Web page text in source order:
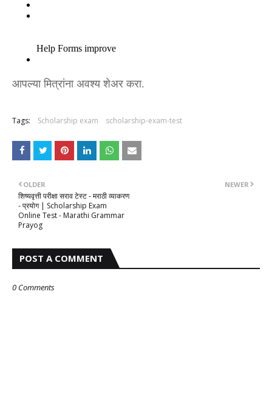
आपल्या मित्रांना अवश्य शेअर करा.
Tags: Scholarship exam scholarship-exam-test
NEWER
OLDER
शिष्यवृत्ती परीक्षा सराव टेस्ट - मराठी व्याकरण
- प्रयोग | Scholarship Exam
Online Test - Marathi Grammar
Prayog
POST A COMMENT
0 Comments